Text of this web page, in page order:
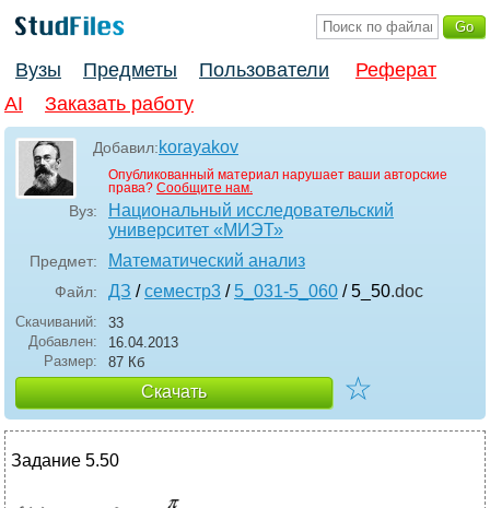
Вузы Предметы Пользователи
Реферат
AI
Заказать работу
Добавил:korayakov
Опубликованный материал нарушает ваши авторские
права? Сообщите нам.
Вуз:
Национальный исследовательский
университет «МИЭТ»
Предмет: Математический анализ
Файл: ДЗ /семестр3 / 5_031-5_060 / 5_50.doc
Скачиваний:
33
Добавлен:
16.04.2013
Размер:
87 Кб
Скачать ☆
Задание 5.50